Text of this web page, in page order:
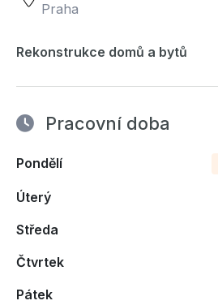
Praha
Rekonstrukce domů a bytů
Pracovní doba
Pondělí
Úterý
Středa
Čtvrtek
Pátek